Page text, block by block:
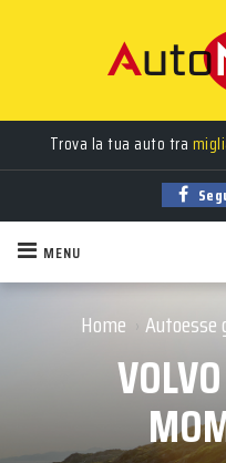
Trova la tua auto tra
MENU
Home › Autoesse